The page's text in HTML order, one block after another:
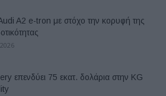
A2 e-tron με στόχο την κορυφή της
επενδύει 75 εκατ. δολάρια στην KG